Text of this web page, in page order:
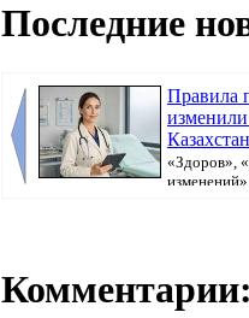
Последние
Правила
«Здоров»,
Комментарии: